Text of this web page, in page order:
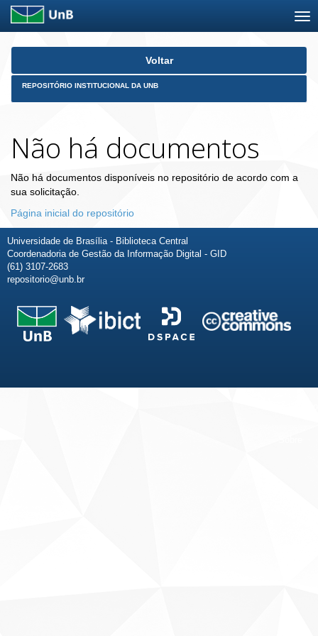
Skip
Voltar
REPOSITÓRIO INSTITUCIONAL DA UNB
Não há documentos
Não há documentos disponíveis no repositório de acordo com a
sua solicitação.
Página inicial do repositório
Universidade de Brasília - Biblioteca Central
Coordenadoria de Gestão da Informação Digital - GID
(61) 3107-2683
repositorio@unb.br